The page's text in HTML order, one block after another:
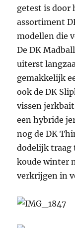
getest is door
assortiment
modellen die
De DK
uiterst
gemakkelijk
ook de DK
vissen
een hybride
nog de DK
dodelijk traag
koude winter
verkrijgen in